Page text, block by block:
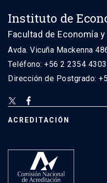
Instituto de
Facultad de Economía
Avda. Vicuña Mackenna
Teléfono: +56 2 2354 4303
Dirección de Postgrado:
ACREDITACIÓN